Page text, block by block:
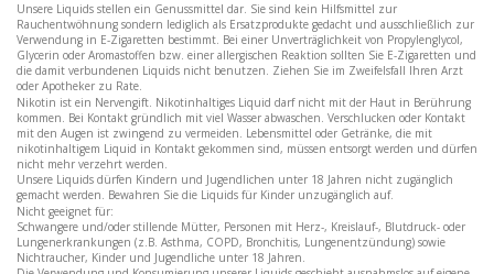
Unsere Liquids stellen ein Genussmittel dar. Sie sind kein Hilfsmittel zur
Rauchentwöhnung sondern lediglich als Ersatzprodukte gedacht und ausschließlich zur
Verwendung in E-Zigaretten bestimmt. Bei einer Unverträglichkeit von Propylenglycol,
Glycerin oder Aromastoffen bzw. einer allergischen Reaktion sollten Sie E-Zigaretten und
die damit verbundenen Liquids nicht benutzen. Ziehen Sie im Zweifelsfall Ihren Arzt
oder Apotheker zu Rate.
Nikotin ist ein Nervengift. Nikotinhaltiges Liquid darf nicht mit der Haut in Berührung
kommen. Bei Kontakt gründlich mit viel Wasser abwaschen. Verschlucken oder Kontakt
mit den Augen ist zwingend zu vermeiden. Lebensmittel oder Getränke, die mit
nikotinhaltigem Liquid in Kontakt gekommen sind, müssen entsorgt werden und dürfen
nicht mehr verzehrt werden.
Unsere Liquids dürfen Kindern und Jugendlichen unter 18 Jahren nicht zugänglich
gemacht werden. Bewahren Sie die Liquids für Kinder unzugänglich auf.
Nicht geeignet für:
Schwangere und/oder stillende Mütter, Personen mit Herz-, Kreislauf-, Blutdruck- oder
Lungenerkrankungen (z.B. Asthma, COPD, Bronchitis, Lungenentzündung) sowie
Nichtraucher, Kinder und Jugendliche unter 18 Jahren.